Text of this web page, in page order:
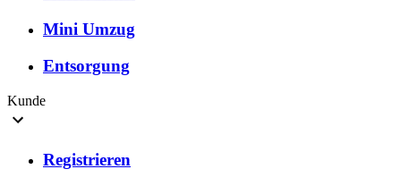
Mini Umzug
Entsorgung
Kunde
Registrieren